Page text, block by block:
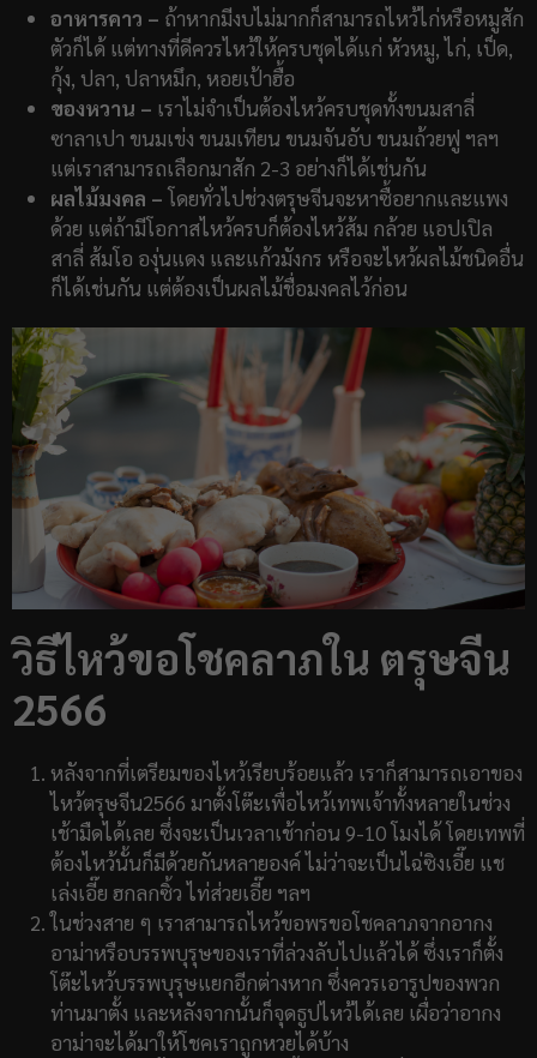
อาหารคาว – ถ้าหากมีงบไม่มากก็สามารถไหว้ไก่หรือหมูสัก
ตัวก็ได้ แต่ทางที่ดีควรไหว้ให้ครบชุดได้แก่ หัวหมู, ไก่, เป็ด,
กุ้ง, ปลา, ปลาหมึก, หอยเป้าฮื้อ
ของหวาน – เราไม่จำเป็นต้องไหว้ครบชุดทั้งขนมสาลี่
ซาลาเปา ขนมเข่ง ขนมเทียน ขนมจันอับ ขนมถ้วยฟู ฯลฯ
แต่เราสามารถเลือกมาสัก 2-3 อย่างก็ได้เช่นกัน
ผลไม้มงคล – โดยทั่วไปช่วงตรุษจีนจะหาซื้อยากและแพง
ด้วย แต่ถ้ามีโอกาสไหว้ครบก็ต้องไหว้ส้ม กล้วย แอปเปิล
สาลี่ ส้มโอ องุ่นแดง และแก้วมังกร หรือจะไหว้ผลไม้ชนิดอื่น
ก็ได้เช่นกัน แต่ต้องเป็นผลไม้ชื่อมงคลไว้ก่อน
วิธีไหว้ขอโชคลาภใน ตรุษจีน
2566
หลังจากที่เตรียมของไหว้เรียบร้อยแล้ว เราก็สามารถเอาของ
ไหว้ตรุษจีน2566 มาตั้งโต๊ะเพื่อไหว้เทพเจ้าทั้งหลายในช่วง
เช้ามืดได้เลย ซึ่งจะเป็นเวลาเช้าก่อน 9-10 โมงได้ โดยเทพที่
ต้องไหว้นั้นก็มีด้วยกันหลายองค์ ไม่ว่าจะเป็นไฉ่ซิงเอี๊ย แช
เล่งเอี๊ย ฮกลกซิ้ว ไท่ส่วยเอี๊ย ฯลฯ
ในช่วงสาย ๆ เราสามารถไหว้ขอพรขอโชคลาภจากอากง
อาม่าหรือบรรพบุรุษของเราที่ล่วงลับไปแล้วได้ ซึ่งเราก็ตั้ง
โต๊ะไหว้บรรพบุรุษแยกอีกต่างหาก ซึ่งควรเอารูปของพวก
ท่านมาตั้ง และหลังจากนั้นก็จุดธูปไหว้ได้เลย เผื่อว่าอากง
อาม่าจะได้มาให้โชคเราถูกหวยได้บ้าง